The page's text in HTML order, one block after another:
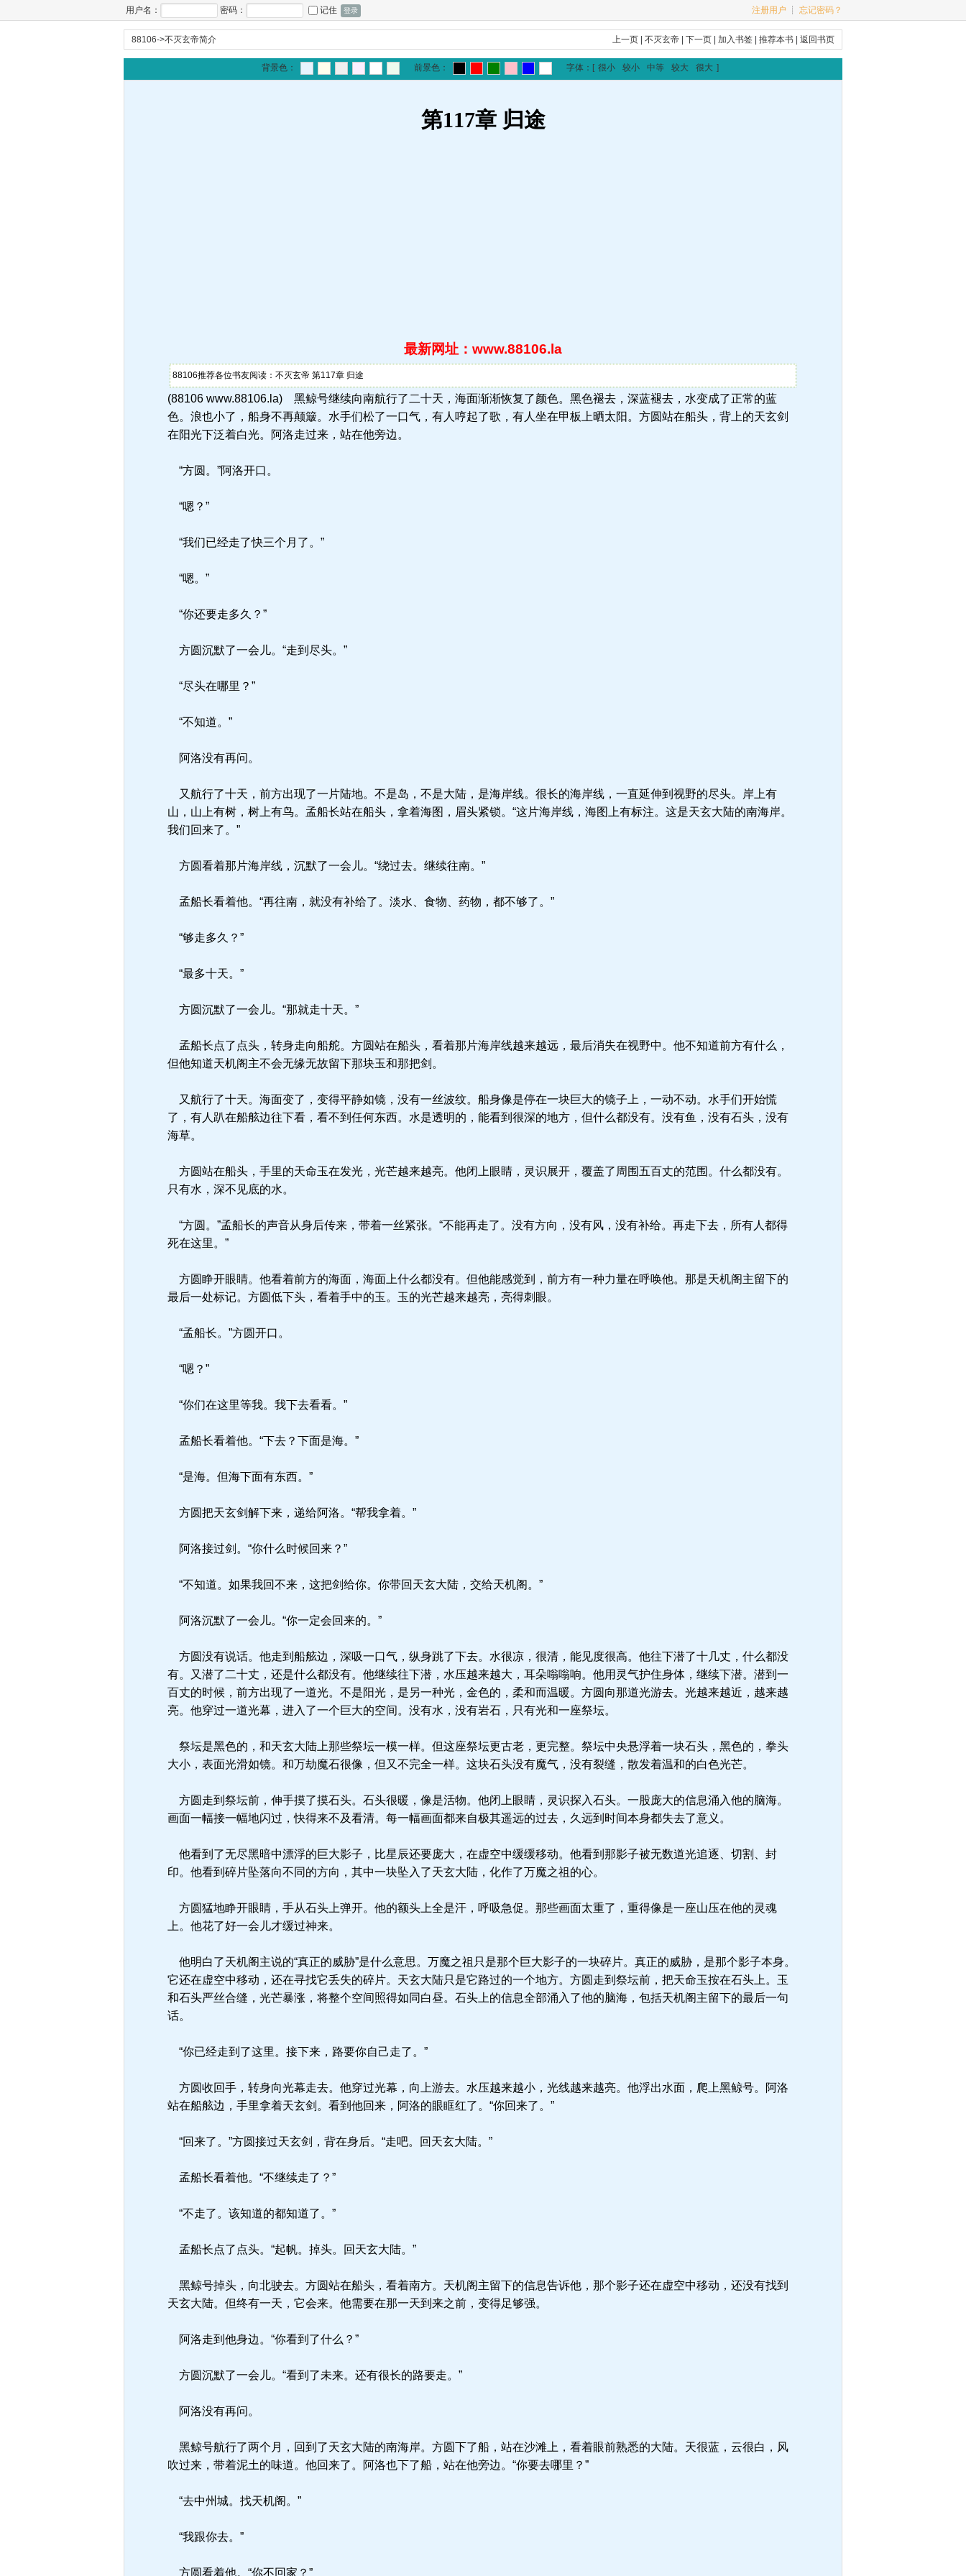
用户名： 密码： 记住 注册用户 ┊ 忘记密码？
88106->不灭玄帝简介 上一页 |不灭玄帝 |下一页 |加入书签 |推荐本书 |返回书页
背景色： 前景色： 字体： [ 很小 较小 中等 较大 很大 ]
第117章 归途
最新网址：www.88106.la
88106推荐各位书友阅读：不灭玄帝 第117章 归途
(88106 www.88106.la) 黑鲸号继续向南航行了二十天，海面渐渐恢复了颜色。黑色褪去，深蓝褪去，水变成了正常的蓝
色。浪也小了，船身不再颠簸。水手们松了一口气，有人哼起了歌，有人坐在甲板上晒太阳。方圆站在船头，背上的天玄剑
在阳光下泛着白光。阿洛走过来，站在他旁边。
“方圆。”阿洛开口。
“嗯？”
“我们已经走了快三个月了。”
“嗯。”
“你还要走多久？”
方圆沉默了一会儿。“走到尽头。”
“尽头在哪里？”
“不知道。”
阿洛没有再问。
又航行了十天，前方出现了一片陆地。不是岛，不是大陆，是海岸线。很长的海岸线，一直延伸到视野的尽头。岸上有
山，山上有树，树上有鸟。孟船长站在船头，拿着海图，眉头紧锁。“这片海岸线，海图上有标注。这是天玄大陆的南海岸。
我们回来了。”
方圆看着那片海岸线，沉默了一会儿。“绕过去。继续往南。”
孟船长看着他。“再往南，就没有补给了。淡水、食物、药物，都不够了。”
“够走多久？”
“最多十天。”
方圆沉默了一会儿。“那就走十天。”
孟船长点了点头，转身走向船舵。方圆站在船头，看着那片海岸线越来越远，最后消失在视野中。他不知道前方有什么，
但他知道天机阁主不会无缘无故留下那块玉和那把剑。
又航行了十天。海面变了，变得平静如镜，没有一丝波纹。船身像是停在一块巨大的镜子上，一动不动。水手们开始慌
了，有人趴在船舷边往下看，看不到任何东西。水是透明的，能看到很深的地方，但什么都没有。没有鱼，没有石头，没有
海草。
方圆站在船头，手里的天命玉在发光，光芒越来越亮。他闭上眼睛，灵识展开，覆盖了周围五百丈的范围。什么都没有。
只有水，深不见底的水。
“方圆。”孟船长的声音从身后传来，带着一丝紧张。“不能再走了。没有方向，没有风，没有补给。再走下去，所有人都得
死在这里。”
方圆睁开眼睛。他看着前方的海面，海面上什么都没有。但他能感觉到，前方有一种力量在呼唤他。那是天机阁主留下的
最后一处标记。方圆低下头，看着手中的玉。玉的光芒越来越亮，亮得刺眼。
“孟船长。”方圆开口。
“嗯？”
“你们在这里等我。我下去看看。”
孟船长看着他。“下去？下面是海。”
“是海。但海下面有东西。”
方圆把天玄剑解下来，递给阿洛。“帮我拿着。”
阿洛接过剑。“你什么时候回来？”
“不知道。如果我回不来，这把剑给你。你带回天玄大陆，交给天机阁。”
阿洛沉默了一会儿。“你一定会回来的。”
方圆没有说话。他走到船舷边，深吸一口气，纵身跳了下去。水很凉，很清，能见度很高。他往下潜了十几丈，什么都没
有。又潜了二十丈，还是什么都没有。他继续往下潜，水压越来越大，耳朵嗡嗡响。他用灵气护住身体，继续下潜。潜到一
百丈的时候，前方出现了一道光。不是阳光，是另一种光，金色的，柔和而温暖。方圆向那道光游去。光越来越近，越来越
亮。他穿过一道光幕，进入了一个巨大的空间。没有水，没有岩石，只有光和一座祭坛。
祭坛是黑色的，和天玄大陆上那些祭坛一模一样。但这座祭坛更古老，更完整。祭坛中央悬浮着一块石头，黑色的，拳头
大小，表面光滑如镜。和万劫魔石很像，但又不完全一样。这块石头没有魔气，没有裂缝，散发着温和的白色光芒。
方圆走到祭坛前，伸手摸了摸石头。石头很暖，像是活物。他闭上眼睛，灵识探入石头。一股庞大的信息涌入他的脑海。
画面一幅接一幅地闪过，快得来不及看清。每一幅画面都来自极其遥远的过去，久远到时间本身都失去了意义。
他看到了无尽黑暗中漂浮的巨大影子，比星辰还要庞大，在虚空中缓缓移动。他看到那影子被无数道光追逐、切割、封
印。他看到碎片坠落向不同的方向，其中一块坠入了天玄大陆，化作了万魔之祖的心。
方圆猛地睁开眼睛，手从石头上弹开。他的额头上全是汗，呼吸急促。那些画面太重了，重得像是一座山压在他的灵魂
上。他花了好一会儿才缓过神来。
他明白了天机阁主说的“真正的威胁”是什么意思。万魔之祖只是那个巨大影子的一块碎片。真正的威胁，是那个影子本身。
它还在虚空中移动，还在寻找它丢失的碎片。天玄大陆只是它路过的一个地方。方圆走到祭坛前，把天命玉按在石头上。玉
和石头严丝合缝，光芒暴涨，将整个空间照得如同白昼。石头上的信息全部涌入了他的脑海，包括天机阁主留下的最后一句
话。
“你已经走到了这里。接下来，路要你自己走了。”
方圆收回手，转身向光幕走去。他穿过光幕，向上游去。水压越来越小，光线越来越亮。他浮出水面，爬上黑鲸号。阿洛
站在船舷边，手里拿着天玄剑。看到他回来，阿洛的眼眶红了。“你回来了。”
“回来了。”方圆接过天玄剑，背在身后。“走吧。回天玄大陆。”
孟船长看着他。“不继续走了？”
“不走了。该知道的都知道了。”
孟船长点了点头。“起帆。掉头。回天玄大陆。”
黑鲸号掉头，向北驶去。方圆站在船头，看着南方。天机阁主留下的信息告诉他，那个影子还在虚空中移动，还没有找到
天玄大陆。但终有一天，它会来。他需要在那一天到来之前，变得足够强。
阿洛走到他身边。“你看到了什么？”
方圆沉默了一会儿。“看到了未来。还有很长的路要走。”
阿洛没有再问。
黑鲸号航行了两个月，回到了天玄大陆的南海岸。方圆下了船，站在沙滩上，看着眼前熟悉的大陆。天很蓝，云很白，风
吹过来，带着泥土的味道。他回来了。阿洛也下了船，站在他旁边。“你要去哪里？”
“去中州城。找天机阁。”
“我跟你去。”
方圆看着他。“你不回家？”